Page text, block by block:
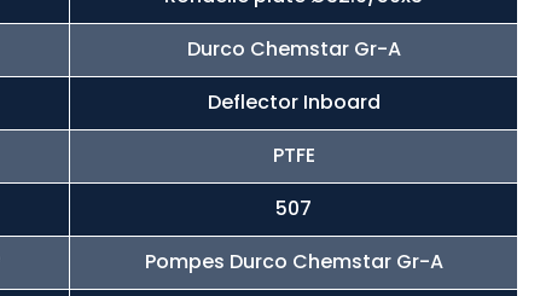
Durco Chemstar Gr-A
Deflector Inboard
PTFE
507
Pompes Durco Chemstar Gr-A